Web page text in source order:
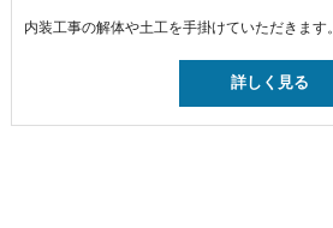
内装工事の解体や土工を手掛けていただきます。
詳しく見る